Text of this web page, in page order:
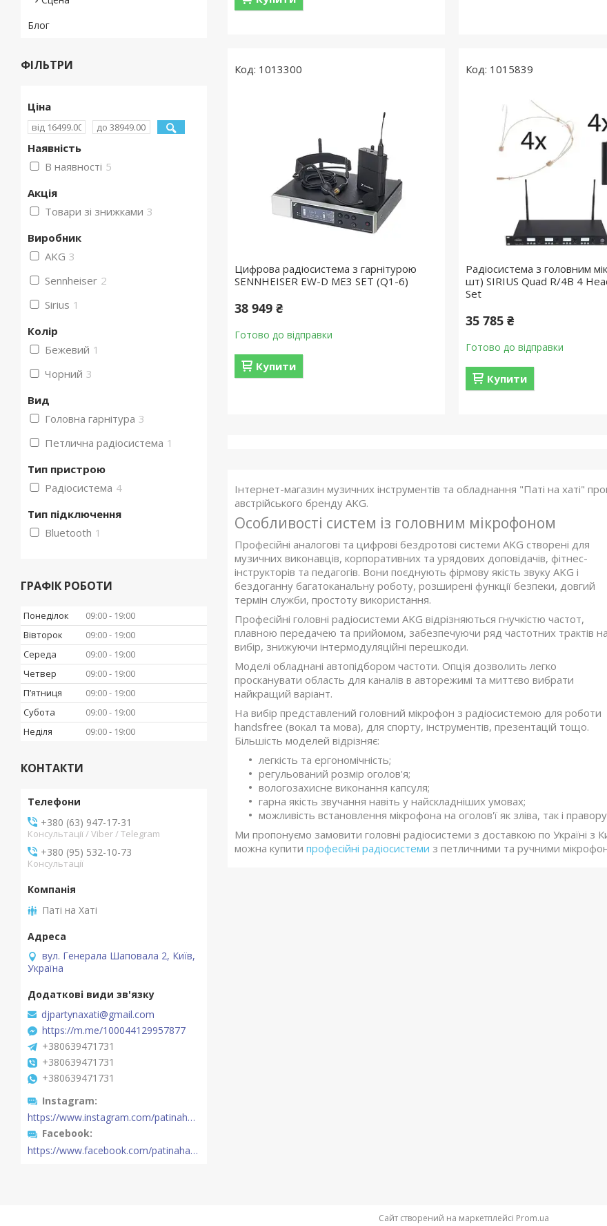
1013300
Цифрова радіосистема з гарнітурою
SENNHEISER EW-D ME3 SET (Q1-6)
38 949 ₴
Готово до відправки
Купити
1015839
Радіосистема з головним
шт) SIRIUS Quad R/4B 4
Set
35 785 ₴
Готово до відправки
Купити
Інтернет-магазин музичних інструментів та обладнання "Паті на хаті"
австрійського бренду AKG.
Особливості систем із головним мікрофоном
Професійні аналогові та цифрові бездротові системи AKG створені для
музичних виконавців, корпоративних та урядових доповідачів, фітнес-
інструкторів та педагогів. Вони поєднують фірмову якість звуку AKG і
бездоганну багатоканальну роботу, розширені функції безпеки, довгий
термін служби, простоту використання.
Професійні головні радіосистеми AKG відрізняються гнучкістю частот,
плавною передачею та прийомом, забезпечуючи ряд частотних трактів на
вибір, знижуючи інтермодуляційні перешкоди.
Моделі обладнані автопідбором частоти. Опція дозволить легко
просканувати область для каналів в авторежимі та миттєво вибрати
найкращий варіант.
На вибір представлений головний мікрофон з радіосистемою для роботи
handsfree (вокал та мова), для спорту, інструментів, презентацій тощо.
Більшість моделей відрізняє:
легкість та ергономічність;
регульований розмір оголов'я;
вологозахисне виконання капсуля;
гарна якість звучання навіть у найскладніших умовах;
можливість встановлення мікрофона на оголов'ї як зліва, так і
Ми пропонуємо замовити головні радіосистеми з доставкою по Україні з
можна купити професійні радіосистеми з петличними та ручними
Блог
ФІЛЬТРИ
Ціна
Наявність
В наявності 5
Акція
Товари зі знижками 3
Виробник
AKG 3
Sennheiser 2
Sirius 1
Колір
Бежевий 1
Чорний 3
Вид
Головна гарнітура 3
Петлична радіосистема 1
Тип пристрою
Радіосистема 4
Тип підключення
Bluetooth 1
ГРАФІК РОБОТИ
Понеділок 09:00
19:00
Вівторок
09:00
19:00
Середа
09:00
19:00
Четвер
09:00
19:00
Пʼятниця
09:00
19:00
Субота
09:00
19:00
Неділя
09:00 19:00
КОНТАКТИ
+380 (63) 947-17-31
Консультації / Viber / Telegram
+380 (95) 532-10-73
Консультації
Паті на Хаті
вул. Генерала Шаповала 2, Київ,
Україна
djpartynaxati@gmail.com
https://m.me/100044129957877
+380639471731
+380639471731
+380639471731
Instagram
https://www.instagram.com/patinahatishop/
Facebook
https://www.facebook.com/patinahatishop/
Сайт створений на маркетплейсі Prom.ua